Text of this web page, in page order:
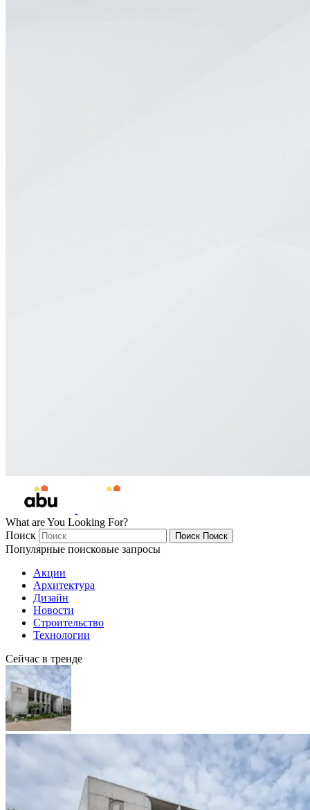
What are You Looking For?
Поиск
Поиск Поиск
Популярные поисковые запросы
Акции
Архитектура
Дизайн
Новости
Строительство
Технологии
Сейчас в тренде